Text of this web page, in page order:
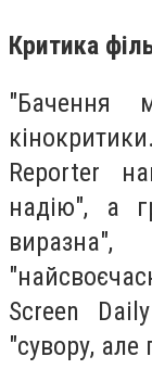
Критика
"Бачення
Reporter
надію", а
Screen
"сувору,